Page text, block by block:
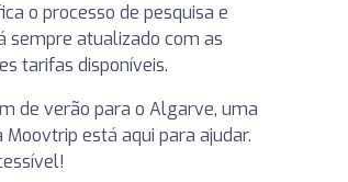
o processo de pesquisa e
sempre atualizado com as
tarifas disponíveis.
de verão para o Algarve, uma
está aqui para ajudar.